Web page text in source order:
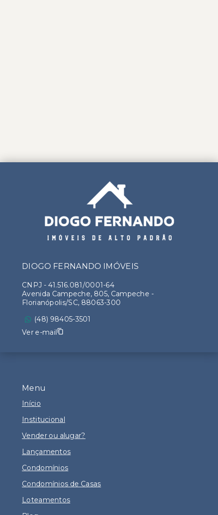
Menu
Início
Institucional
Vender ou alugar?
Lançamentos
Condomínios
Condomínios de Casas
Loteamentos
DIOGO FERNANDO IMÓVEIS
CNPJ - 41.516.081/0001-64
Avenida Campeche, 805, Campeche -
Florianópolis/SC, 88063-300
(48) 98405-3501
Ver e-mail